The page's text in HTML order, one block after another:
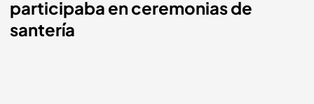
participaba en ceremonias de
santería